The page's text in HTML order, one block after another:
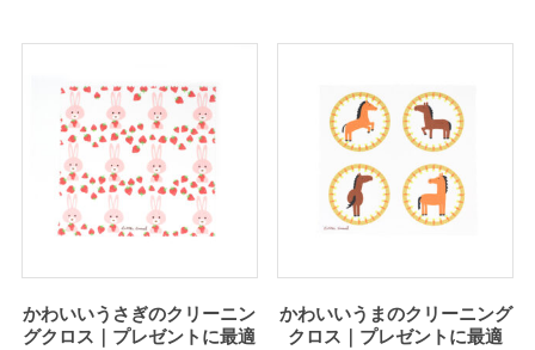
かわいいうさぎのクリーニン
グクロス｜プレゼントに最適
かわいいうまのクリーニング
クロス｜プレゼントに最適